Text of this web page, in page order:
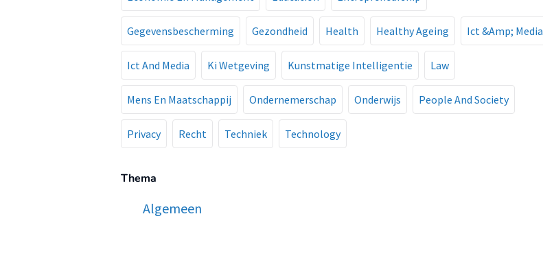
Gegevensbescherming Gezondheid Health Healthy Ageing Ict &Amp; Media
Ict And Media Ki Wetgeving Kunstmatige Intelligentie Law
Mens En Maatschappij Ondernemerschap Onderwijs People And Society
Privacy Recht Techniek Technology
Thema
Algemeen